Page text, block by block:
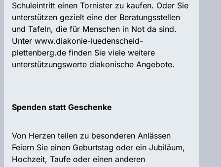
Schuleintritt einen Tornister zu kaufen. Oder Sie
unterstützen gezielt eine der Beratungsstellen
und Tafeln, die für Menschen in Not da sind.
Unter www.diakonie-luedenscheid-
plettenberg.de finden Sie viele weitere
unterstützungswerte diakonische Angebote.
Spenden statt Geschenke
Von Herzen teilen zu besonderen Anlässen
Feiern Sie einen Geburtstag oder ein Jubiläum,
Hochzeit, Taufe oder einen anderen